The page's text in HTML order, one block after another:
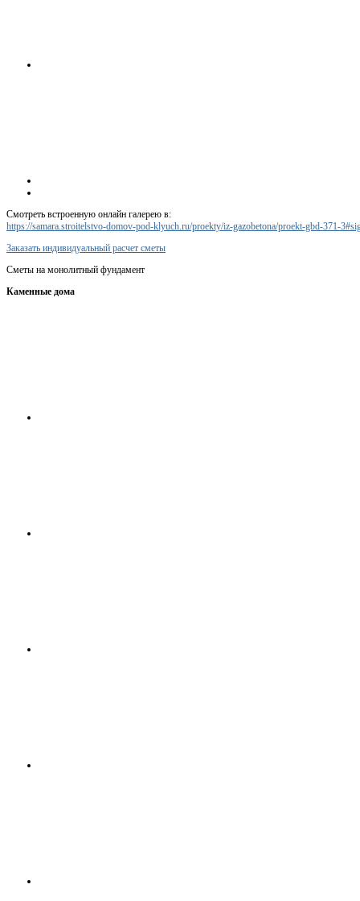
Смотреть встроенную онлайн галерею в:
https://samara.stroitelstvo-domov-pod-klyuch.ru/proekty/iz-gazobetona/proekt-gbd-371-
Заказать индивидуальный расчет сметы
Сметы на монолитный фундамент
Каменные дома